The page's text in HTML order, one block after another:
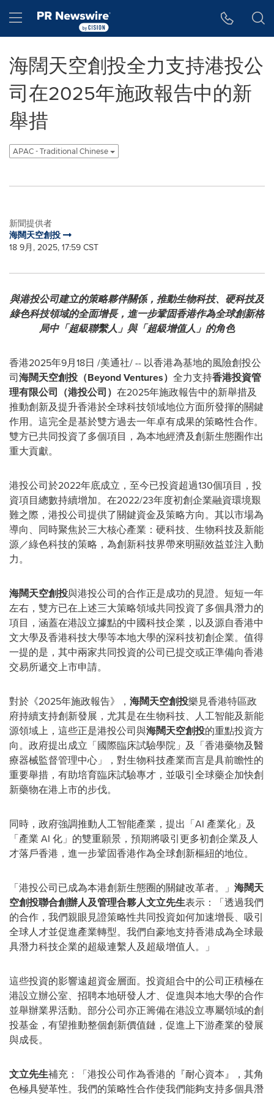
Hamburger menu
海闊天空創投全力支持港投公
司在2025年施政報告中的新
舉措
APAC - Traditional Chinese
新聞提供者
海闊天空創投
18 9月, 2025, 17:59 CST
與港投公司建立的策略夥伴關係， 推動生物科技、硬科技及
綠色科技領域的全面增長，進一步鞏固香港作為全球創新格
局中「超級聯繫人」與「超級增值人」的角色
香港2025年9月18日 /美通社/ -- 以香港為基地的風險創投公
司海闊天空創投（Beyond Ventures） 全力支持香港投資管
理有限公司（港投公司） 在2025年施政報告中的新舉措及
推動創新及提升香港於全球科技領域地位方面所發揮的關鍵
作用。 這完全是基於雙方過去一年卓有成果的策略性合作。
雙方已共同投資了多個項目，為本地經濟及創新生態圈作出
重大貢獻。
港投公司於2022年底成立，至今已投資超過130個項目，投
資項目總數持續增加。在2022/23年度初創企業融資環境艱
難之際，港投公司提供了關鍵資金及策略方向。其以市場為
導向、同時聚焦於三大核心產業：硬科技、生物科技及新能
源／綠色科技的策略，為創新科技界帶來明顯效益並注入動
力。
海闊天空創投與港投公司的合作正是成功的見證。短短一年
左右，雙方已在上述三大策略領域共同投資了多個具潛力的
項目，涵蓋在港設立據點的中國科技企業，以及源自香港中
文大學及香港科技大學等本地大學的深科技初創企業。值得
一提的是，其中兩家共同投資的公司已提交或正準備向香港
交易所遞交上市申請。
對於《2025年施政報告》， 海闊天空創投樂見香港特區政
府持續支持創新發展，尤其是在生物科技、人工智能及新能
源領域上，這些正是港投公司與海闊天空創投的重點投資方
向。政府提出成立「國際臨床試驗學院」及「香港藥物及醫
療器械監督管理中心」，對生物科技產業而言是具前瞻性的
重要舉措，有助培育臨床試驗專才，並吸引全球藥企加快創
新藥物在港上市的步伐。
同時，政府強調推動人工智能產業，提出「AI 產業化」及
「產業 AI 化」的雙重願景，預期將吸引更多初創企業及人
才落戶香港，進一步鞏固香港作為全球創新樞紐的地位。
「港投公司已成為本港創新生態圈的關鍵改革者。」 海闊天
空創投聯合創辦人及管理合夥人文立先生表示：「透過我們
的合作，我們親眼見證策略性共同投資如何加速增長、吸引
全球人才並促進產業轉型。我們自豪地支持香港成為全球最
具潛力科技企業的超級連繫人及超級增值人。」
這些投資的影響遠超資金層面。投資組合中的公司正積極在
港設立辦公室、招聘本地研發人才、促進與本地大學的合作
並舉辦業界活動。部分公司亦正籌備在港設立專屬領域的創
投基金，有望推動整個創新價值鏈，促進上下游產業的發展
與成長。
文立先生補充：「港投公司作為香港的『耐心資本』，其角
色極具變革性。我們的策略性合作使我們能夠支持多個具潛